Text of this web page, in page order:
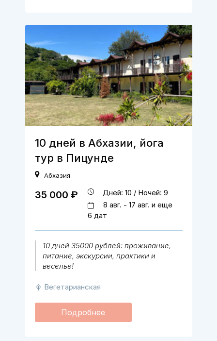
10 дней в Абхазии, йога
тур в Пицунде
Абхазия
10 дней 35000 рублей: проживание,
питание, экскурсии, практики и
веселье!
Вегетарианская
35 000 ₽
Дней: 10 / Ночей: 9
8 авг. - 17 авг. и еще
6 дат
Подробнее